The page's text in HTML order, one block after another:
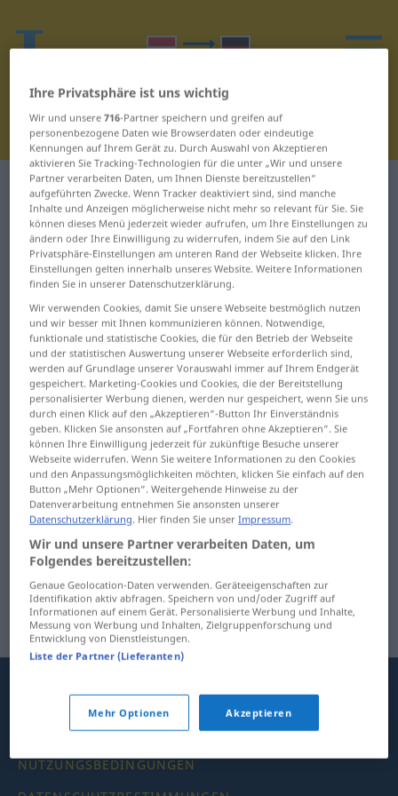
Ungarisch-Deutsch Wörterbuch hanta
Ungarisch-Deutsch Übersetzung
für "hanta"
"hanta" Deutsch Übersetzung
Meinten Siehinta?
Unser Team wurde informiert, dass die Übersetzung für
"hanta" fehlt und prüft die Aufnahme des gesuchten
Wortes in unsere Online Wörterbücher.
Langenscheidt
NUTZUNGSBEDINGUNGEN
Ihre Privatsphäre ist uns wichtig
Wir und unsere716-Partner speichern und greifen auf
personenbezogene Daten wie Browserdaten oder eindeutige
Kennungen auf Ihrem Gerät zu. Durch Auswahl von Akzeptieren
aktivieren Sie Tracking-Technologien für die unter „Wir und unsere
Partner verarbeiten Daten, um Ihnen Dienste bereitzustellen“
aufgeführten Zwecke. Wenn Tracker deaktiviert sind, sind manche
Inhalte und Anzeigen möglicherweise nicht mehr so relevant für Sie. Sie
können dieses Menü jederzeit wieder aufrufen, um Ihre Einstellungen zu
ändern oder Ihre Einwilligung zu widerrufen, indem Sie auf den Link
Privatsphäre-Einstellungen am unteren Rand der Webseite klicken. Ihre
Einstellungen gelten innerhalb unseres Website. Weitere Informationen
finden Sie in unserer Datenschutzerklärung.
Wir verwenden Cookies, damit Sie unsere Webseite bestmöglich nutzen
und wir besser mit Ihnen kommunizieren können. Notwendige,
funktionale und statistische Cookies, die für den Betrieb der Webseite
und der statistischen Auswertung unserer Webseite erforderlich sind,
werden auf Grundlage unserer Vorauswahl immer auf Ihrem Endgerät
gespeichert. Marketing-Cookies und Cookies, die der Bereitstellung
personalisierter Werbung dienen, werden nur gespeichert, wenn Sie uns
durch einen Klick auf den „Akzeptieren“-Button Ihr Einverständnis
geben. Klicken Sie ansonsten auf „Fortfahren ohne Akzeptieren“. Sie
können Ihre Einwilligung jederzeit für zukünftige Besuche unserer
Webseite widerrufen. Wenn Sie weitere Informationen zu den Cookies
und den Anpassungsmöglichkeiten möchten, klicken Sie einfach auf den
Button „Mehr Optionen“. Weitergehende Hinweise zu der
Datenverarbeitung entnehmen Sie ansonsten unserer
Datenschutzerklärung. Hier finden Sie unserImpressum.
Wir und unsere Partner verarbeiten Daten, um
Folgendes bereitzustellen:
Genaue Geolocation-Daten verwenden. Geräteeigenschaften zur
Identifikation aktiv abfragen. Speichern von und/oder Zugriff auf
Informationen auf einem Gerät. Personalisierte Werbung und Inhalte,
Messung von Werbung und Inhalten, Zielgruppenforschung und
Entwicklung von Dienstleistungen.
Liste der Partner (Lieferanten)
Mehr Optionen Akzeptieren